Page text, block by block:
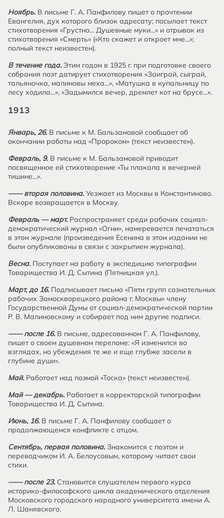
Ноябрь.В письме Г. А. Панфилову пишет о прочтении
Евангелия, дух которого близок адресату; посылает текст
стихотворения «Грустно... Душевные муки...» и отрывок из
стихотворения «Смерть» («Кто скажет и откроет мне...»;
полный текст неизвестен).
В течение года.Этим годом в 1925 г. при подготовке своего
собрания поэт датирует стихотворения «Заиграй, сыграй,
тальяночка, малиновы меха...», «Матушка в купальницу по
лесу ходила...», «Задымился вечер, дремлет кот на брусе...».
1913
Январь, 26.В письме к М. Бальзамовой сообщает об
окончании работы над «Пророком» (текст неизвестен).
Февраль, 9.В письме к М. Бальзамовой приводит
посвященное ей стихотворение «Ты плакала в вечерней
тишине...».
—— вторая половина.Уезжает из Москвы в Константиново.
Вскоре возвращается в Москву.
Февраль — март.Распространяет среди рабочих социал-
демократический журнал «Огни», намеревается печататься
в этом журнале (произведения Есенина в этом издании не
были опубликованы в связи с закрытием журнала).
Весна. Поступает на работу в экспедицию типографии
Товарищества И. Д. Сытина (Пятницкая ул.).
Март, до 16.Подписывает письмо «Пяти групп сознательных
рабочих Замоскворецкого района г. Москвы» члену
Государственной Думы от социал-демократической партии
Р. В. Малиновскому и собирает под ним другие подписи.
—— после 16. В письме, адресованном Г. А. Панфилову,
пишет о своем душевном переломе: «Я изменился во
взглядах, но убеждения те же и еще глубже засели в
глубине души».
Май.Работает над поэмой «Тоска» (текст неизвестен).
Май — декабрь.Работает в корректорской типографии
Товарищества И. Д. Сытина.
Июнь, 16.В письме Г. А. Панфилову сообщает о
продолжающемся конфликте с отцом.
Сентябрь, первая половина.Знакомится с поэтом и
переводчиком И. А. Белоусовым, которому читает свои
стихи.
—— после 23. Становится слушателем первого курса
историко-философского цикла академического отделения
Московского городского народного университета имени А.
Л. Шанявского.